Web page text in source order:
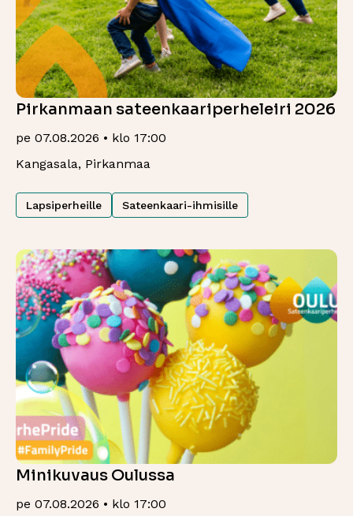
Pirkanmaan sateenkaariperheleiri 2026
pe 07.08.2026 • klo 17:00
Kangasala, Pirkanmaa
Lapsiperheille Sateenkaari-ihmisille
Minikuvaus Oulussa
pe 07.08.2026 • klo 17:00